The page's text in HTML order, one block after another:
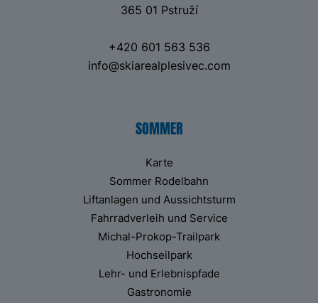
365 01 Pstruží
+420 601 563 536
info@skiarealplesivec.com
SOMMER
Karte
Sommer Rodelbahn
Liftanlagen und Aussichtsturm
Fahrradverleih und Service
Michal-Prokop-Trailpark
Hochseilpark
Lehr- und Erlebnispfade
Gastronomie